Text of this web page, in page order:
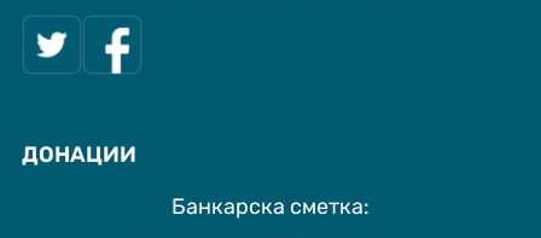
ДОНАЦИИ
Банкарска сметка: